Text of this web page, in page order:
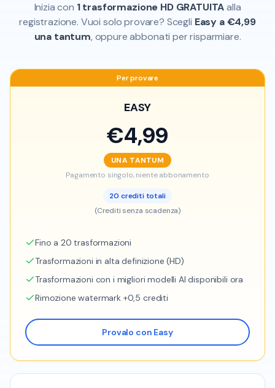
Inizia con 1 trasformazione HD GRATUITAalla
registrazione. Vuoi solo provare? Scegli Easy a €4,99
una tantum, oppure abbonati per risparmiare.
Per provare
EASY
€4,99
UNA TANTUM
Pagamento singolo, niente abbonamento
20 crediti totali
(Crediti senza scadenza)
Fino a 20 trasformazioni
Trasformazioni in alta definizione (HD)
Trasformazioni con i migliori modelli AI disponibili ora
Rimozione watermark +0,5 crediti
Provalo con Easy